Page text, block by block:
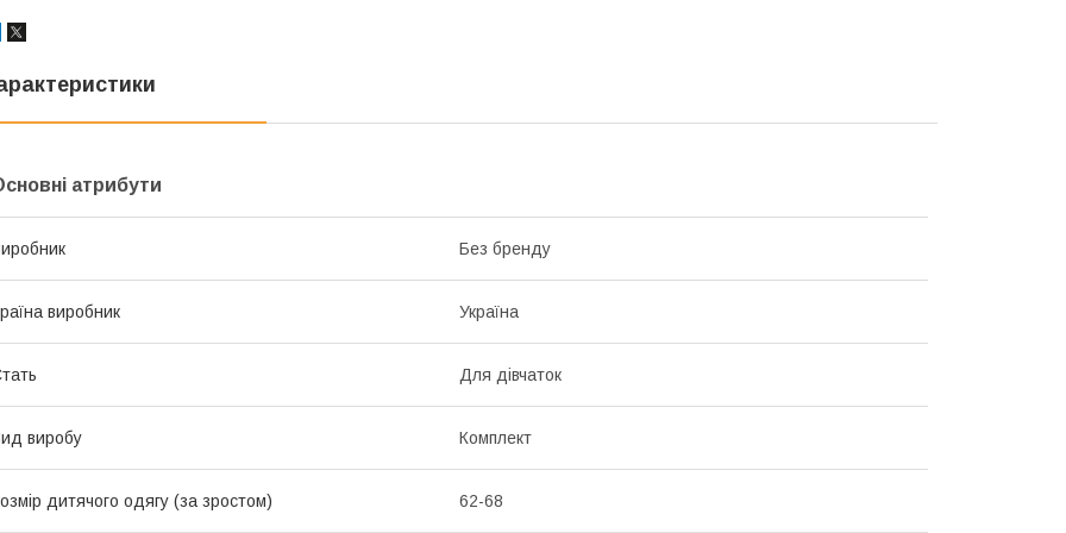
атрибути
Без бренду
виробник Україна
Для дівчаток
виробу Комплект
дитячого одягу (за зростом) 62-68